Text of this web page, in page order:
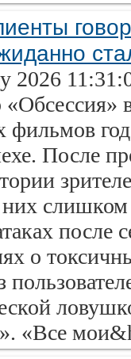
2026
После
них
после
о
«Все